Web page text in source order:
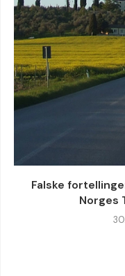
Falske
Norges